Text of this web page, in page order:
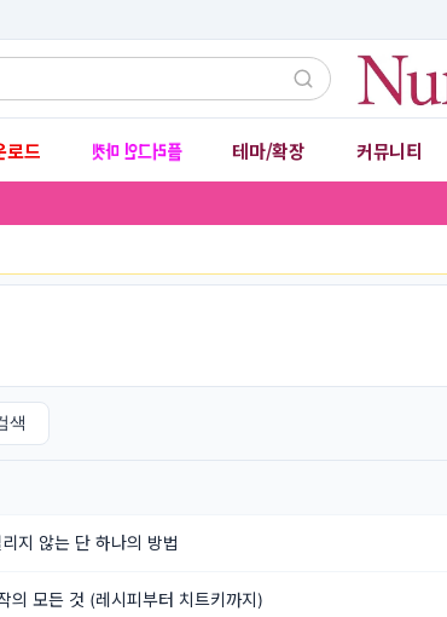
로드 플러그인 마켓 테마/확장 커뮤니티
색
지 않는 단 하나의 방법
의 모든 것 (레시피부터 치트키까지)